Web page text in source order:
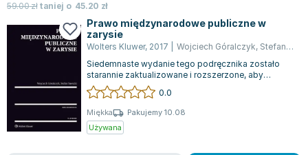
59.00złtaniej o 45.20 zł
Prawo międzynarodowe publiczne w
zarysie
Wolters Kluwer, 2017 Wojciech Góralczyk, Stefan Sawicki
Siedemnaste wydanie tego podręcznika zostało
starannie zaktualizowane i rozszerzone, aby
sprostać nowym wymaganiom. Publikacja szc...
0.0
Miękka
Pakujemy 10.08
Używana